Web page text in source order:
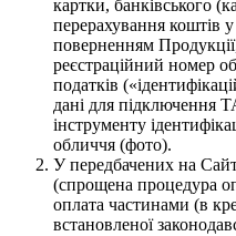
картки, банківського
перерахування коштів
поверненням
реєстраційний номер
податків
дані для підключення
інструменту
обличчя (фото).
У передбачених на
(спрощена процедура
оплата частинами (в
встановленої